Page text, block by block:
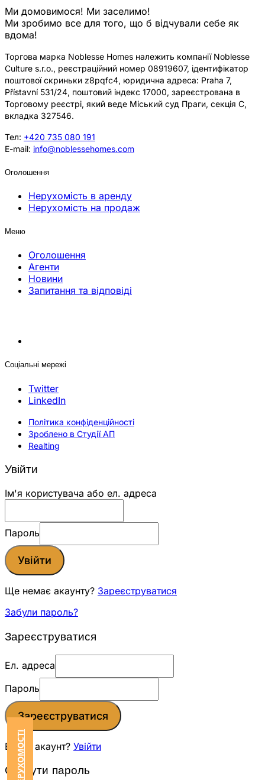
Ми домовимося! Ми заселимо!
Ми зробимо все для того, що б відчували себе як
вдома!
Торгова марка Noblesse Homes належить компанії Noblesse
Culture s.r.o., реєстраційний номер 08919607, ідентифікатор
поштової скриньки z8pqfc4, юридична адреса: Praha 7,
Přístavní 531/24, поштовий індекс 17000, зареєстрована в
Торговому реєстрі, який веде Міський суд Праги, секція C,
вкладка 327546.
Тел: +420 735 080 191
E-mail: info@noblessehomes.com
Оголошення
Нерухомість в аренду
Нерухомість на продаж
Меню
Оголошення
Агенти
Новини
Запитання та відповіді
Соціальні мережі
Twitter
LinkedIn
Політика конфіденційності
Зроблено в Студії АП
Realting
Увійти
Ім'я користувача або ел. адреса
Пароль
Увійти
Ще немає акаунту? Зареєструватися
Забули пароль?
Зареєструватися
Ел. адреса
Пароль
Зареєструватися
Вже є акаунт? Увійти
Скинути пароль